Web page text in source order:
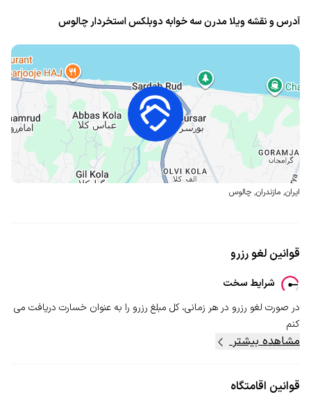
آدرس و نقشه ویلا مدرن سه خوابه دوبلکس استخردار چالوس
ایران, مازندران, چالوس
قوانین لغو رزرو
شرایط سخت
در صورت لغو رزرو در هر زمانی، کل مبلغ رزرو را به عنوان خسارت دریافت می
کنم
مشاهده بیشتر
قوانین اقامتگاه